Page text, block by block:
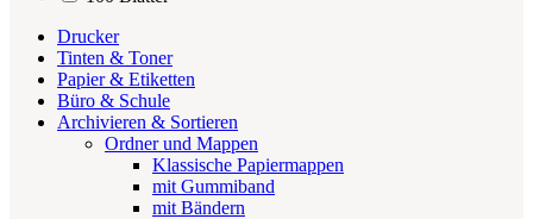
Drucker
Tinten & Toner
Papier & Etiketten
Büro & Schule
Archivieren & Sortieren
Ordner und Mappen
Klassische Papiermappen
mit Gummiband
mit Bändern